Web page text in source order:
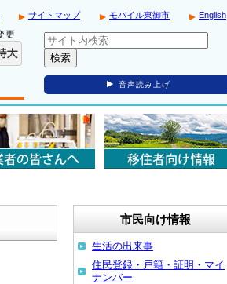
English
モバイル東御市
サイトマップ
音声読み上げ
市民向け情報
生活の出来事
住民登録・戸籍・証明・マイ
ナンバー